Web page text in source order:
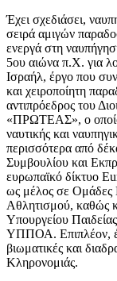
Έχει σχεδιάσει,
σειρά αμιγών
ενεργά στη
5ου αιώνα π.Χ. για
Ισραήλ, έργο που
και χειροποίητη
αντιπρόεδρος του
«ΠΡΩΤΕΑΣ», ο
ναυτικής και
περισσότερα από
Συμβουλίου και
ευρωπαϊκό δίκτυο
ως μέλος σε Ομάδες
Αθλητισμού, καθώς
Υπουργείου
ΥΠΠΟΑ. Επιπλέον,
βιωματικές και
Κληρονομιάς.